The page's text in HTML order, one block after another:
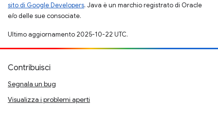
sito di Google Developers. Java è un marchio registrato di Oracle
e/o delle sue consociate.
Ultimo aggiornamento 2025-10-22 UTC.
Contribuisci
Segnala un bug
Visualizza i problemi aperti